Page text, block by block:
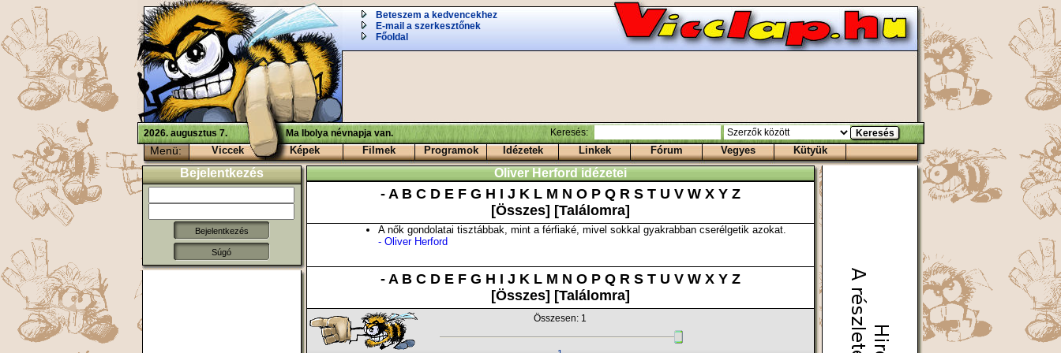
Beteszem a kedvencekhez
E-mail a szerkesztőnek
Főoldal
2026. augusztus 7. Ma Ibolya névnapja van. Keresés:
Menü: Viccek Képek Filmek Programok Idézetek Linkek Fórum Vegyes Kütyük
Bejelentkezés
Súgó
Oliver Herford idézetei
- A B C D E F G H I J K L M N O P Q R S T U V W X Y Z
[Összes] [Találomra]
A nők gondolatai tisztábbak, mint a férfiaké, mivel sokkal gyakrabban cserélgetik azokat.
- Oliver Herford
- A B C D E F G H I J K L M N O P Q R S T U V W X Y Z
[Összes] [Találomra]
Összesen: 1